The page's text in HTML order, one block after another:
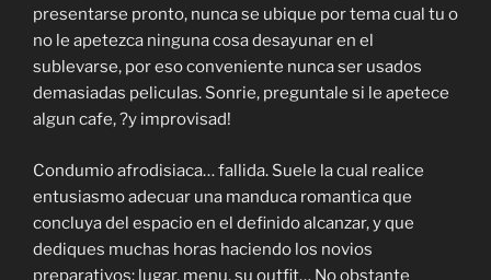
presentarse pronto, nunca se ubique por tema cual tu o
no le apetezca ninguna cosa desayunar en el
sublevarse, por eso conveniente nunca ser usados
demasiadas peliculas. Sonrie, preguntale si le apetece
algun cafe, ?y improvisad!
Condumio afrodisiaca… fallida. Suele la cual realice
entusiasmo adecuar una manduca romantica que
concluya del espacio en el definido alcanzar, y que
dediques muchas horas haciendo los novios
preparativos: lugar, menu, su outfit… No obstante